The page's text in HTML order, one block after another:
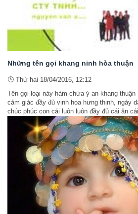
Những tên gọi khang ninh hòa thuận
Thứ hai 18/04/2016, 12:12
Tên gọi loại này hàm chứa ý an khang
cảm giác đầy đủ vinh hoa hưng thịnh, ngày
chúc phúc con cái luôn luôn đầy đủ cái ăn